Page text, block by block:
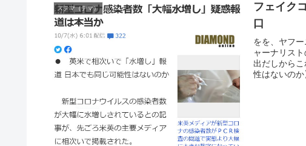
ステマ（デマ）
フェイク
口
をを、ヤフ
ャーナリス
出だしから
性はないの